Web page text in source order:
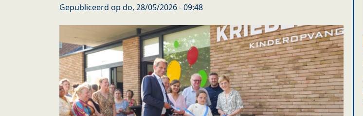
Gepubliceerd op do, 28/05/2026 - 09:48